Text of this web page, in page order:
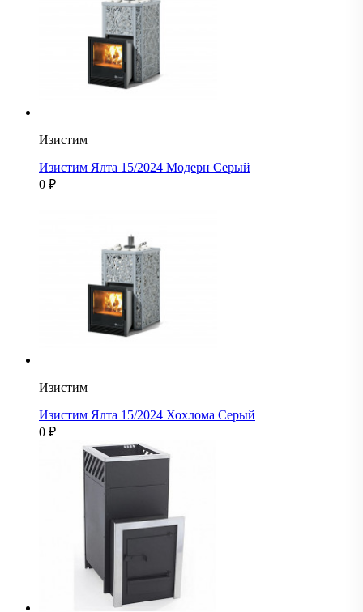
Изистим
Изистим Ялта 15/2024 Модерн Серый
0 ₽
Изистим
Изистим Ялта 15/2024 Хохлома Серый
0 ₽